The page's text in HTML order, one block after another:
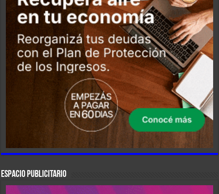
ESPACIO PUBLICITARIO